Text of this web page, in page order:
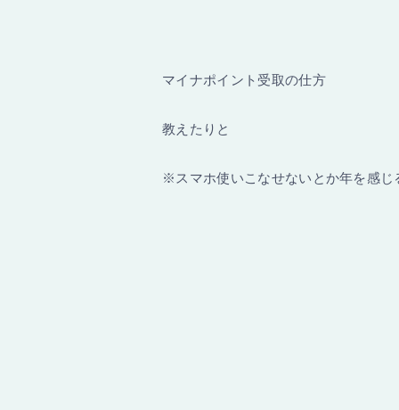
マイナポイント受取の仕方
教えたりと
※スマホ使いこなせないとか年を感じ